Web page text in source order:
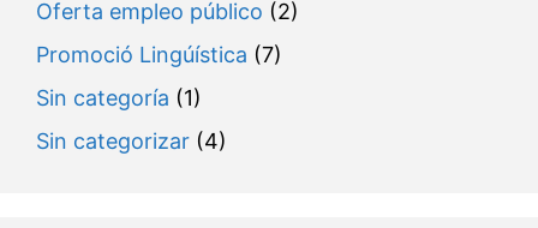
Oferta empleo público (2)
Promoció Lingúística (7)
Sin categoría (1)
Sin categorizar (4)